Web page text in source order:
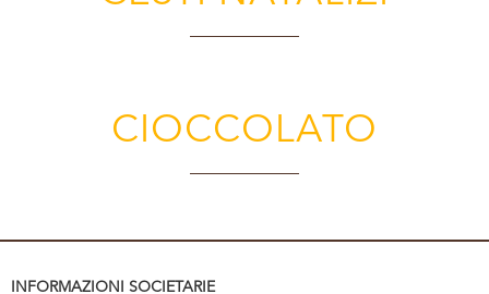
CIOCCOLATO
INFORMAZIONI SOCIETARIE